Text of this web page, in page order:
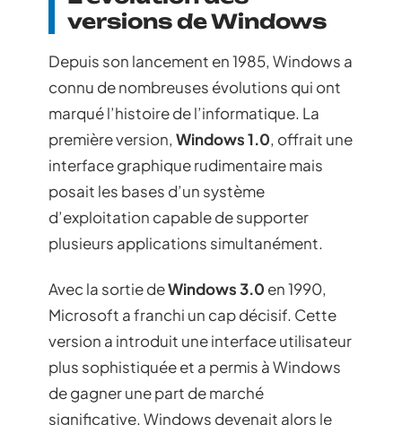
versions de Windows
Depuis son lancement en 1985, Windows a
connu de nombreuses évolutions qui ont
marqué l’histoire de l’informatique. La
première version, Windows 1.0, offrait une
interface graphique rudimentaire mais
posait les bases d’un système
d’exploitation capable de supporter
plusieurs applications simultanément.
Avec la sortie deWindows 3.0 en 1990,
Microsoft a franchi un cap décisif. Cette
version a introduit une interface utilisateur
plus sophistiquée et a permis à Windows
de gagner une part de marché
significative. Windows devenait alors le